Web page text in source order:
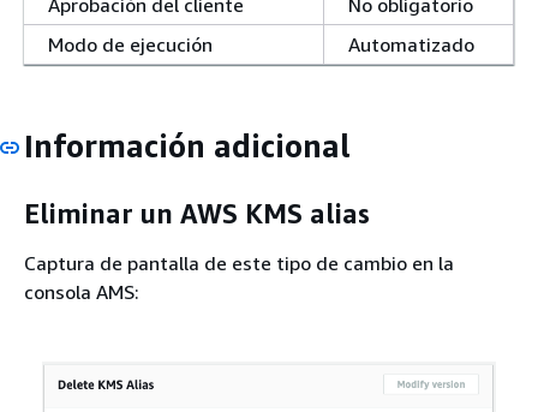
Aprobación del cliente
No obligatorio
Modo de ejecución
Automatizado
Información adicional
Eliminar un AWS KMS alias
Captura de pantalla de este tipo de cambio en la
consola AMS: